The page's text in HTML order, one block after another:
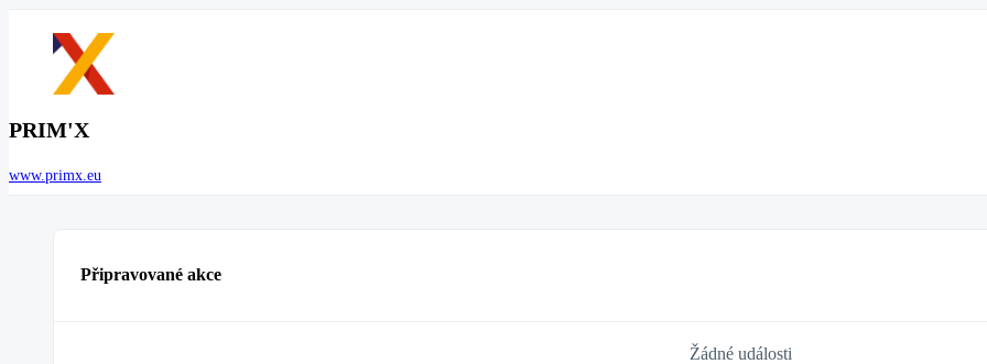
PRIM'X
www.primx.eu
Připravované akce
Žádné události